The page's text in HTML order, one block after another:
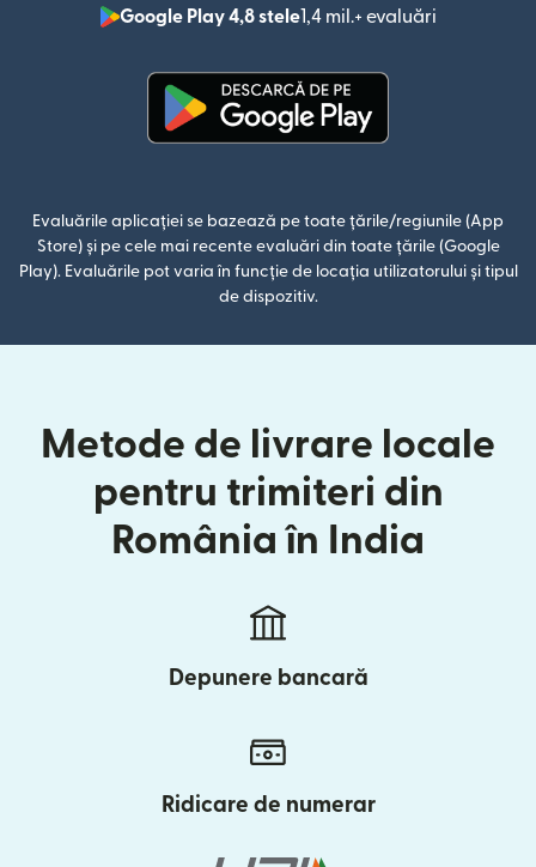
Google Play 4,8 stele1,4 mil.+ evaluări
(se
Evaluările aplicației se bazează pe toate țările/regiunile (App
Store) și pe cele mai recente evaluări din toate țările (Google
Play). Evaluările pot varia în funcție de locația utilizatorului și tipul
de dispozitiv.
Metode de livrare locale
pentru trimiteri din
România în India
Depunere bancară
Ridicare de numerar